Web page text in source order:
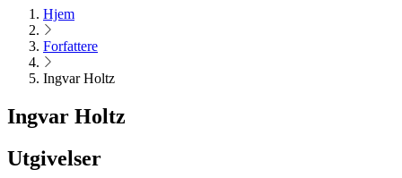
Hjem
Forfattere
Ingvar Holtz
Ingvar Holtz
Utgivelser